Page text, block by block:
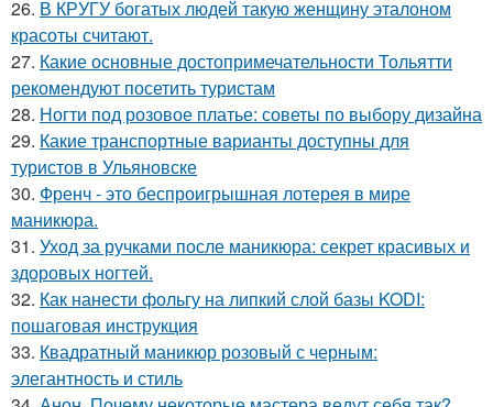
26. В КРУГУ богатых людей такую женщину эталоном
красоты считают.
27. Какие основные достопримечательности Тольятти
рекомендуют посетить туристам
28. Ногти под розовое платье: советы по выбору дизайна
29. Какие транспортные варианты доступны для
туристов в Ульяновске
30. Френч - это беспроигрышная лотерея в мире
маникюра.
31. Уход за ручками после маникюра: секрет красивых и
здоровых ногтей.
32. Как нанести фольгу на липкий слой базы KODI:
пошаговая инструкция
33. Квадратный маникюр розовый с черным:
элегантность и стиль